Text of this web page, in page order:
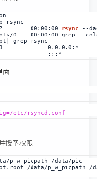
rsync
00:00:00 rsync --
pts/0    00:00:00 grep --
grep rsync
0.0.0.0:*
:::*
面
etc/rsyncd.conf
授予权限
p_w_picpath /data/pic
/data/p_w_picpath /